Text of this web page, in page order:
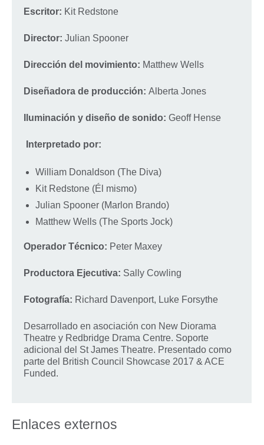
Escritor: Kit Redstone
Director: Julian Spooner
Dirección del movimiento: Matthew Wells
Diseñadora de producción: Alberta Jones
Iluminación y diseño de sonido: Geoff Hense
Interpretado por:
William Donaldson (The Diva)
Kit Redstone (Él mismo)
Julian Spooner (Marlon Brando)
Matthew Wells (The Sports Jock)
Operador Técnico: Peter Maxey
Productora Ejecutiva: Sally Cowling
Fotografía: Richard Davenport, Luke Forsythe
Desarrollado en asociación con New Diorama
Theatre y Redbridge Drama Centre. Soporte
adicional del St James Theatre. Presentado como
parte del British Council Showcase 2017 & ACE
Funded.
Enlaces externos